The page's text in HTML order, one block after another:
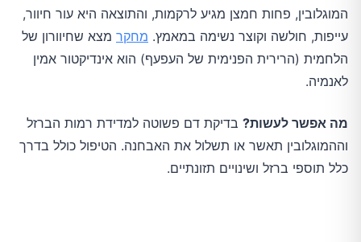
המוגלובין, פחות חמצן מגיע לרקמות, והתוצאה היא עור חיוור,
עייפות, חולשה וקוצר נשימה במאמץ. מחקר מצא שחיוורון של
הלחמית (הרירית הפנימית של העפעף) הוא אינדיקטור אמין
לאנמיה.
מה אפשר לעשות? בדיקת דם פשוטה למדידת רמות הברזל
וההמוגלובין תאשר או תשלול את האבחנה. הטיפול כולל בדרך
כלל תוספי ברזל ושינויים תזונתיים.